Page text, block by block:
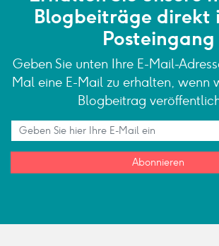
Blogbeiträge direkt
Posteingang
Geben Sie unten Ihre E-Mail-
Mal eine E-Mail zu erhalten, wenn
Blogbeitrag
Abonnieren